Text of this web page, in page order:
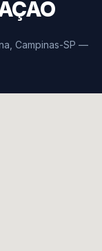
Campinas-SP —